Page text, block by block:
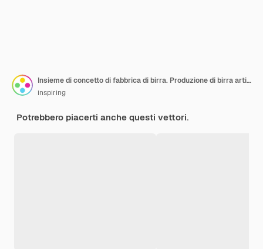
Insieme di concetto di fabbrica di birra. Produzione di birra artigianale, processo di birrificazione. Birra alla spina
inspiring
Potrebbero piacerti anche questi vettori.